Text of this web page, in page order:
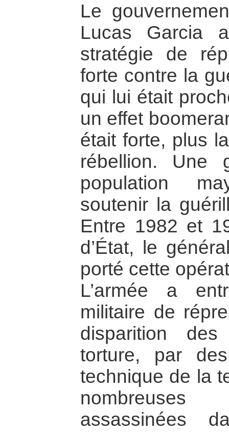
Le
Lucas Garcia
stratégie de
forte contre la
qui lui était
un effet
était forte, plus
rébellion. Une
population
soutenir la
Entre 1982 et
d’État, le
porté cette
L’armée a
militaire de
disparition
torture, par
technique de la
assassinées